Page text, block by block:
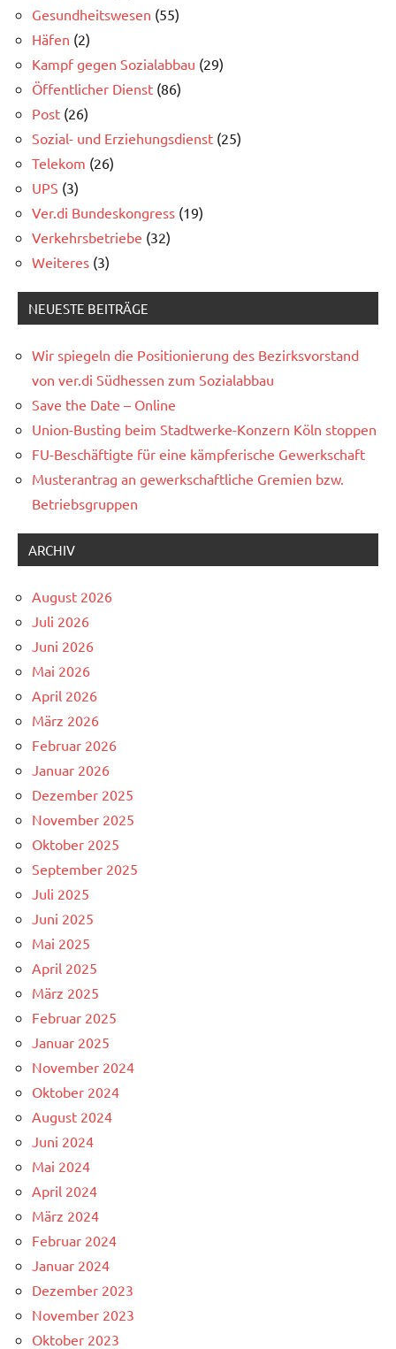
Gesundheitswesen (55)
Häfen (2)
Kampf gegen Sozialabbau (29)
Öffentlicher Dienst (86)
Post (26)
Sozial- und Erziehungsdienst (25)
Telekom (26)
UPS (3)
Ver.di Bundeskongress (19)
Verkehrsbetriebe (32)
Weiteres (3)
NEUESTE BEITRÄGE
Wir spiegeln die Positionierung des Bezirksvorstand
von ver.di Südhessen zum Sozialabbau
Save the Date – Online
Union-Busting beim Stadtwerke-Konzern Köln stoppen
FU-Beschäftigte für eine kämpferische Gewerkschaft
Musterantrag an gewerkschaftliche Gremien bzw.
Betriebsgruppen
ARCHIV
August 2026
Juli 2026
Juni 2026
Mai 2026
April 2026
März 2026
Februar 2026
Januar 2026
Dezember 2025
November 2025
Oktober 2025
September 2025
Juli 2025
Juni 2025
Mai 2025
April 2025
März 2025
Februar 2025
Januar 2025
November 2024
Oktober 2024
August 2024
Juni 2024
Mai 2024
April 2024
März 2024
Februar 2024
Januar 2024
Dezember 2023
November 2023
Oktober 2023